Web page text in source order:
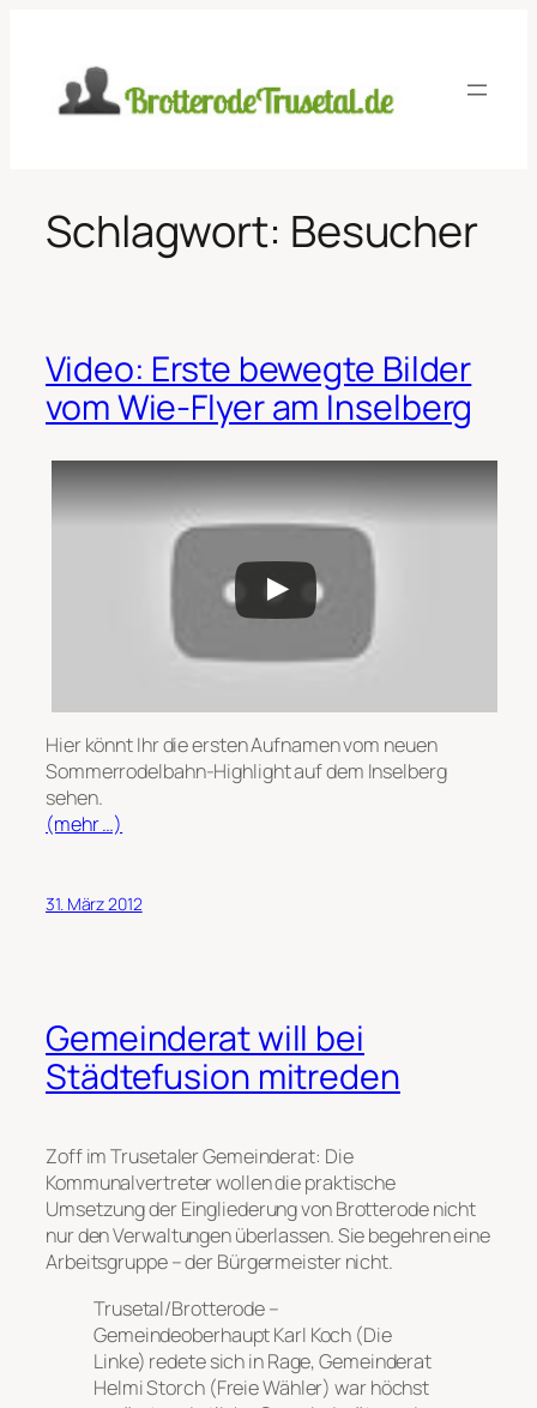
springen
Schlagwort: Besucher
Video: Erste bewegte Bilder
vom Wie-Flyer am Inselberg
Hier könnt Ihr die ersten Aufnamen vom neuen
Sommerrodelbahn-Highlight auf dem Inselberg
sehen.
(mehr …)
31. März 2012
Gemeinderat will bei
Städtefusion mitreden
Zoff im Trusetaler Gemeinderat: Die
Kommunalvertreter wollen die praktische
Umsetzung der Eingliederung von Brotterode nicht
nur den Verwaltungen überlassen. Sie begehren eine
Arbeitsgruppe – der Bürgermeister nicht.
Trusetal/Brotterode –
Gemeindeoberhaupt Karl Koch (Die
Linke) redete sich in Rage, Gemeinderat
Helmi Storch (Freie Wähler) war höchst